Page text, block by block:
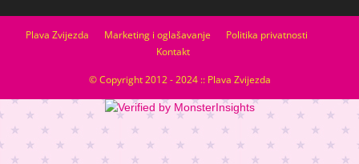
Plava Zvijezda Marketing i oglašavanje
Politika privatnosti
Kontakt
© Copyright 2012 - 2024 :: Plava Zvijezda